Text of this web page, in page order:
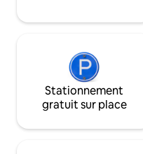
Stationnement
gratuit sur place